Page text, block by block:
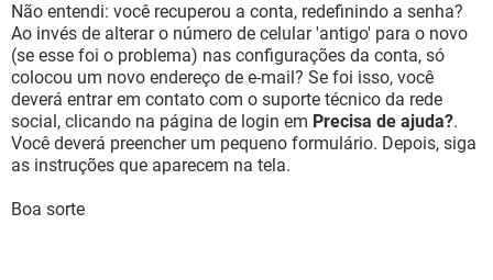
Não entendi: você recuperou a conta, redefinindo a senha?
Ao invés de alterar o número de celular 'antigo' para o novo
(se esse foi o problema) nas configurações da conta, só
colocou um novo endereço de e-mail? Se foi isso, você
deverá entrar em contato com o suporte técnico da rede
social, clicando na página de login em Precisa de ajuda?.
Você deverá preencher um pequeno formulário. Depois, siga
as instruções que aparecem na tela.
Boa sorte